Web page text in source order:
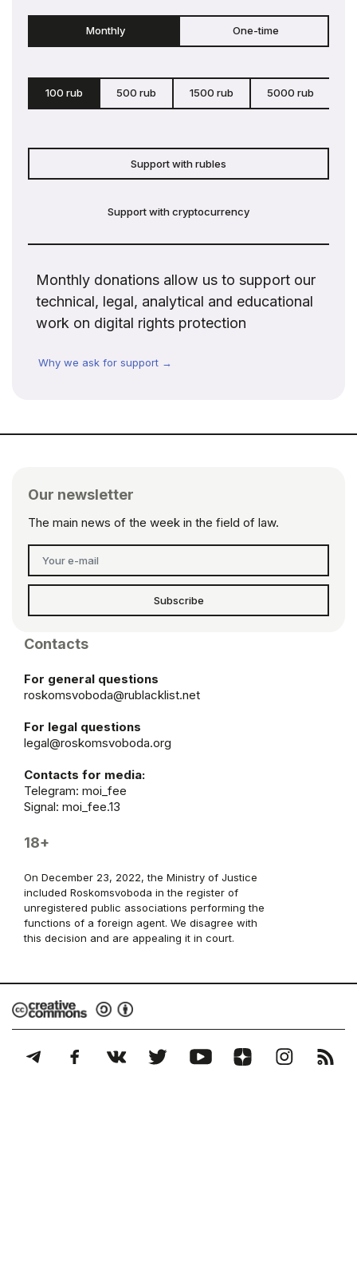
Monthly One-time
100 rub 500 rub 1500 rub 5000 rub
Support with rubles
Support with cryptocurrency
Monthly donations allow us to support our
technical, legal, analytical and educational
work on digital rights protection
Why we ask for support →
Our newsletter
The main news of the week in the field of law.
Subscribe
Contacts
For general questions
roskomsvoboda@rublacklist.net
For legal questions
legal@roskomsvoboda.org
Contacts for media:
Telegram: moi_fee
Signal: moi_fee.13
18+
On December 23, 2022, the Ministry of Justice
included Roskomsvoboda in the register of
unregistered public associations performing the
functions of a foreign agent. We disagree with
this decision and are appealing it in court.